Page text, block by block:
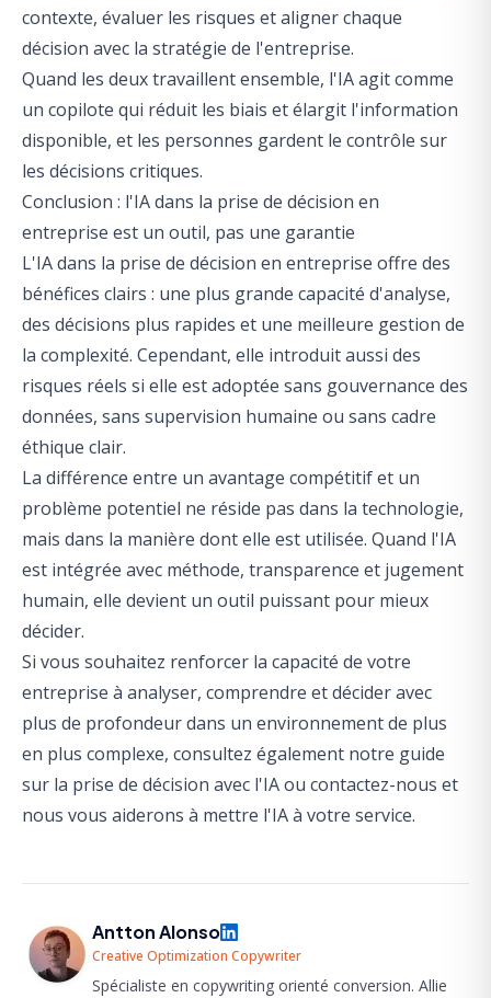
contexte, évaluer les risques et aligner chaque
décision avec la stratégie de l'entreprise.
Quand les deux travaillent ensemble, l'IA agit comme
un copilote qui réduit les biais et élargit l'information
disponible, et les personnes gardent le contrôle sur
les décisions critiques.
Conclusion : l'IA dans la prise de décision en
entreprise est un outil, pas une garantie
L'IA dans la prise de décision en entreprise offre des
bénéfices clairs : une plus grande capacité d'analyse,
des décisions plus rapides et une meilleure gestion de
la complexité. Cependant, elle introduit aussi des
risques réels si elle est adoptée sans gouvernance des
données, sans supervision humaine ou sans cadre
éthique clair.
La différence entre un avantage compétitif et un
problème potentiel ne réside pas dans la technologie,
mais dans la manière dont elle est utilisée. Quand l'IA
est intégrée avec méthode, transparence et jugement
humain, elle devient un outil puissant pour mieux
décider.
Si vous souhaitez renforcer la capacité de votre
entreprise à analyser, comprendre et décider avec
plus de profondeur dans un environnement de plus
en plus complexe, consultez également notre guide
sur la prise de décision avec l'IAou contactez-nous et
nous vous aiderons à mettre l'IA à votre service.
Antton Alonso
Creative Optimization Copywriter
Spécialiste en copywriting orienté conversion. Allie